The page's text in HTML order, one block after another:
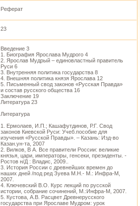
Реферат
23
Введение 3
1. Биография Ярослава Мудрого 4
2. Ярослав Мудрый – единовластный правитель
Руси 6
3. Внутренняя политика государства 8
4. Внешняя политика князя Ярослава 12
5. Письменный свод законов «Русская Правда»
и состав русского общества 16
Заключение 19
Литература 23
Литература
1. Ермолаев, И.П.; Кашафутдинов, Р.Г. Свод
законов Киевской Руси: Учеб.пособие для
изучения «Русской Правды». – Казань: Изд-во
Казан.ун-та, 2007
2. Вилков, В А. Все правители России: великие
князья, цари, императоры, генсеки, президенты. -
Ростов н/Д : Владис, 2009..
3. История России с древнейших времен до
наших дней /под ред Зуева М.Н.- М.: Инфра-М,
2007.
4. Ключевский В.О. Курс лекций по русской
истории, собрание сочинений, М.:Инфра-М, 2007.
5. Кустова, А.В. Расцвет Древнерусского
государства при Ярославе Мудром: урок